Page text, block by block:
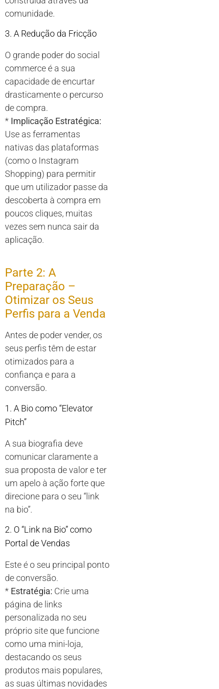
comunidade.
3. A Redução da Fricção
O grande poder do social
commerce é a sua
capacidade de encurtar
drasticamente o percurso
de compra.
* Implicação Estratégica:
Use as ferramentas
nativas das plataformas
(como o Instagram
Shopping) para permitir
que um utilizador passe da
descoberta à compra em
poucos cliques, muitas
vezes sem nunca sair da
aplicação.
Parte 2: A
Preparação –
Otimizar os Seus
Perfis para a Venda
Antes de poder vender, os
seus perfis têm de estar
otimizados para a
confiança e para a
conversão.
1. A Bio como “Elevator
Pitch”
A sua biografia deve
comunicar claramente a
sua proposta de valor e ter
um apelo à ação forte que
direcione para o seu “link
na bio”.
2. O “Link na Bio” como
Portal de Vendas
Este é o seu principal ponto
de conversão.
* Estratégia: Crie uma
página de links
personalizada no seu
próprio site que funcione
como uma mini-loja,
destacando os seus
produtos mais populares,
as suas últimas novidades